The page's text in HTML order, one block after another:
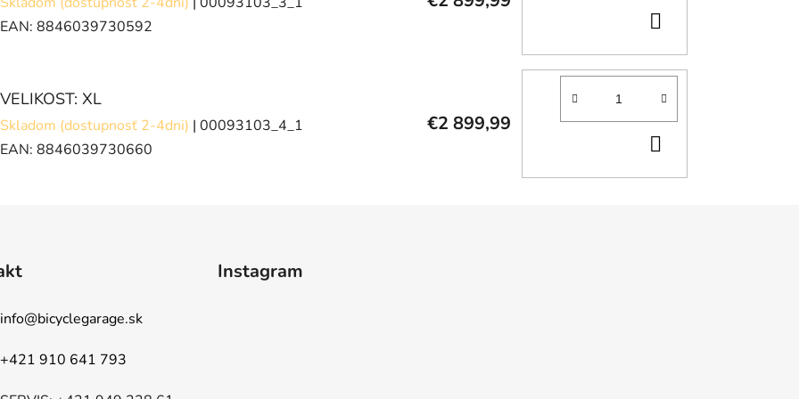
EAN: 8846039730592
KOŠÍKA
VELIKOST: XL
Skladom (dostupnosť 2-4dni) | 00093103_4_1
EAN: 8846039730660
€2 899,99
KOŠÍKA
info@bicyclegarage.sk
+421 910 641 793
Instagram